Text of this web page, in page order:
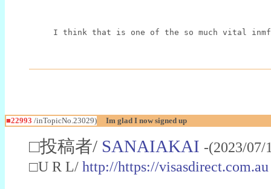
I think that is one of the so much vital
■22993 /inTopicNo.23029) Im glad I now signed up
□投稿者/ SANAIAKAI -(2023/
□U R L/ http://https://visasdirect.com.au